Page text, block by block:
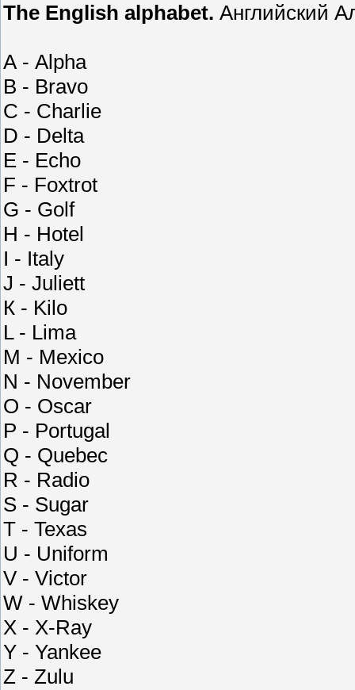
The English alphabet. Английский
А - Alpha
В - Bravo
С - Charlie
D - Delta
E - Echo
F - Foxtrot
G - Golf
H - Hotel
I - Italy
J - Juliett
К - Kilo
L - Lima
M - Mexico
N - November
О - Oscar
P - Portugal
Q - Quebec
R - Radio
S - Sugar
Т - Texas
U - Uniform
V - Victor
W - Whiskey
X - X-Ray
Y - Yankee
Z - Zulu